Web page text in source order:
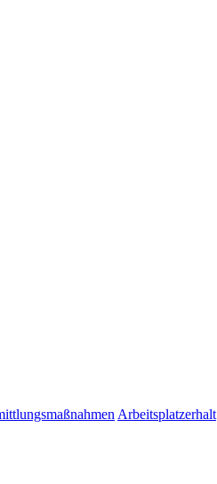
Arbeitsplatzerhalt